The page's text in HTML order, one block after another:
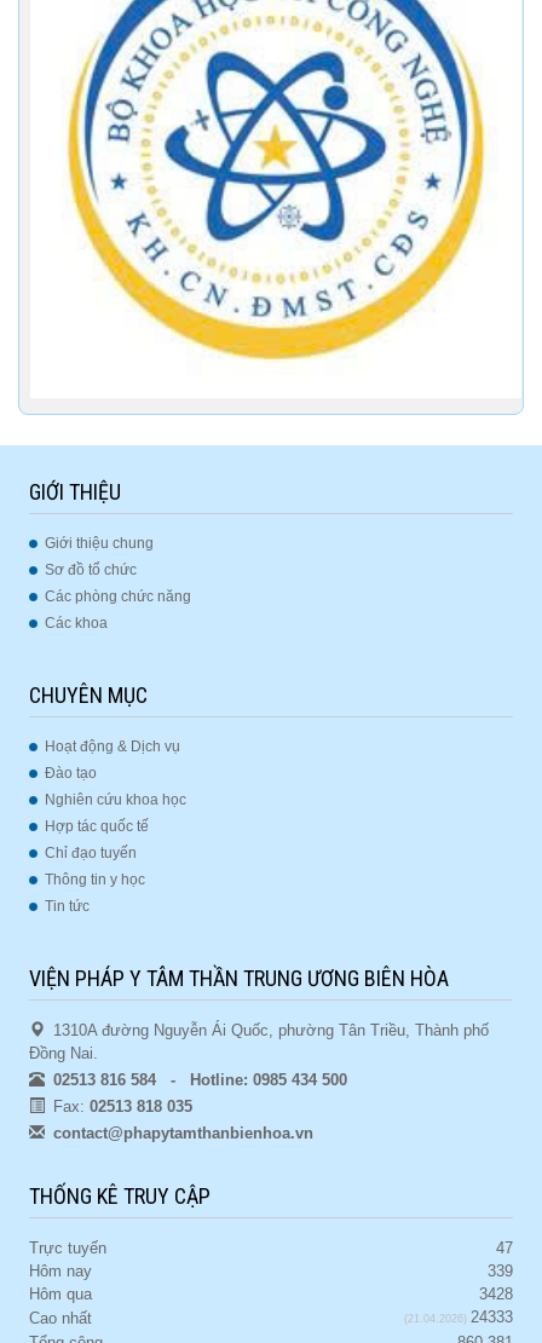
GIỚI THIỆU
Giới thiệu chung
Sơ đồ tổ chức
Các phòng chức năng
Các khoa
CHUYÊN MỤC
Hoạt động & Dịch vụ
Đào tạo
Nghiên cứu khoa học
Hợp tác quốc tế
Chỉ đạo tuyến
Thông tin y học
Tin tức
VIỆN PHÁP Y TÂM THẦN TRUNG ƯƠNG BIÊN HÒA
1310A đường Nguyễn Ái Quốc, phường Tân Triều, Thành phố
Đồng Nai.
02513 816 584 - Hotline: 0985 434 500
Fax: 02513 818 035
contact@phapytamthanbienhoa.vn
THỐNG KÊ TRUY CẬP
Trực tuyến
47
Hôm nay
339
Hôm qua
3428
Cao nhất
(21.04.2026) 24333